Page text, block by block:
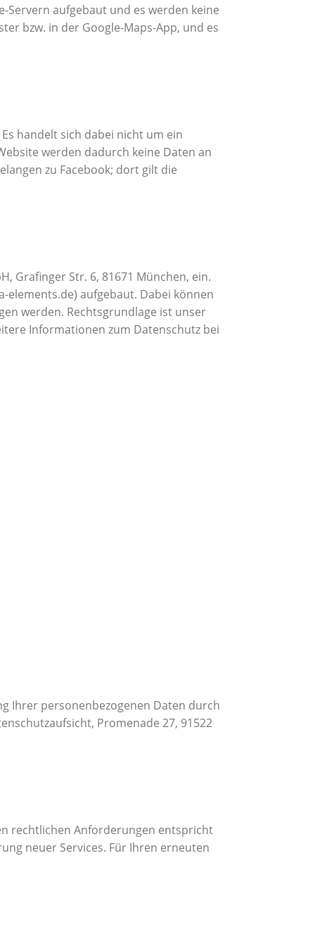
Servern aufgebaut und es werden keine
bzw. in der Google-Maps-App, und es
handelt sich dabei nicht um ein
werden dadurch keine Daten an
zu Facebook; dort gilt die
Grafinger Str. 6, 81671 München, ein.
elements.de) aufgebaut. Dabei können
werden. Rechtsgrundlage ist unser
Informationen zum Datenschutz bei
Ihrer personenbezogenen Daten durch
Promenade 27, 91522
rechtlichen Anforderungen entspricht
neuer Services. Für Ihren erneuten